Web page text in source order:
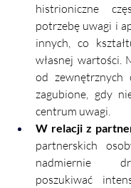
histrioniczne
potrzebę uwagi i
innych, co
własnej wartości.
od
zagubione, gdy
centrum uwagi.
W relacji z
partnerskich
nadmiernie
poszukiwać